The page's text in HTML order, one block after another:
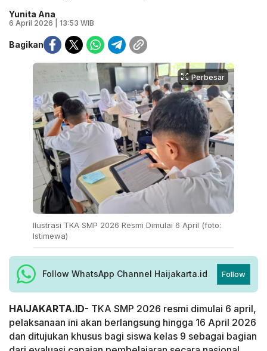
Yunita Ana
6 April 2026 | 13:53 WIB
Bagikan
Perbesar
Ilustrasi TKA SMP 2026 Resmi Dimulai 6 April (foto:
Istimewa)
Follow WhatsApp Channel Haijakarta.id Follow
HAIJAKARTA.ID- TKA SMP 2026 resmi dimulai 6 april,
pelaksanaan ini akan berlangsung hingga 16 April 2026
dan ditujukan khusus bagi siswa kelas 9 sebagai bagian